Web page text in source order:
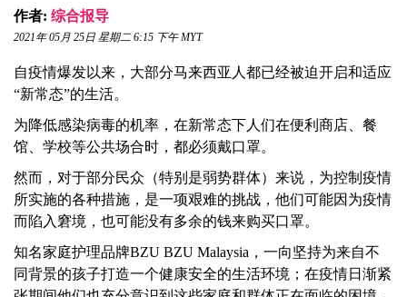
作者: 综合报导
2021年 05月 25日 星期二 6:15 下午 MYT
自疫情爆发以来，大部分马来西亚人都已经被迫开启和适应
“新常态”的生活。
为降低感染病毒的机率，在新常态下人们在便利商店、餐
馆、学校等公共场合时，都必须戴口罩。
然而，对于部分民众（特别是弱势群体）来说，为控制疫情
所实施的各种措施，是一项艰难的挑战，他们可能因为疫情
而陷入窘境，也可能没有多余的钱来购买口罩。
知名家庭护理品牌BZU BZU Malaysia，一向坚持为来自不
同背景的孩子打造一个健康安全的生活环境；在疫情日渐紧